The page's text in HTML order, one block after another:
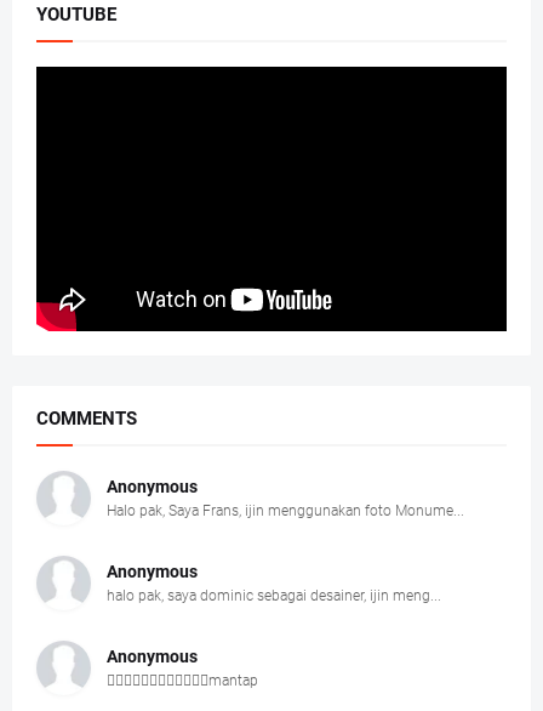
YOUTUBE
COMMENTS
Anonymous
Halo pak, Saya Frans, ijin menggunakan foto Monume...
Anonymous
halo pak, saya dominic sebagai desainer, ijin meng...
Anonymous
👍🏻👍🏻👍🏻👍🏻👍🏻👍🏻mantap